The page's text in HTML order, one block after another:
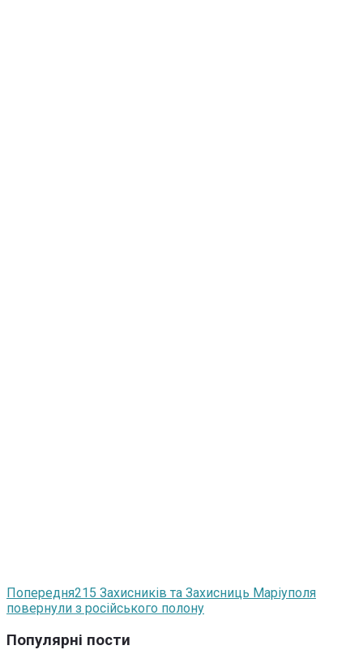
Попередня215 Захисників та Захисниць Маріуполя
повернули з російського полону
Популярні пости